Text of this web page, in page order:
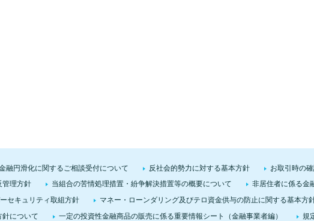
融円滑化に関するご相談受付について 反社会的勢力に対する基本方針 お取引時の
管理方針 当組合の苦情処理措置・紛争解決措置等の概要について
非居住者に係る金
セキュリティ取組方針
マネー・ローンダリング及びテロ資金供与の防止に関する基本方
について
一定の投資性金融商品の販売に係る重要情報シート（金融事業者編） 規